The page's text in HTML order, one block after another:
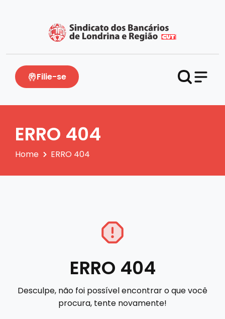
Filie-se
ERRO 404
Home ERRO 404
ERRO 404
Desculpe, não foi possível encontrar o que você
procura, tente novamente!